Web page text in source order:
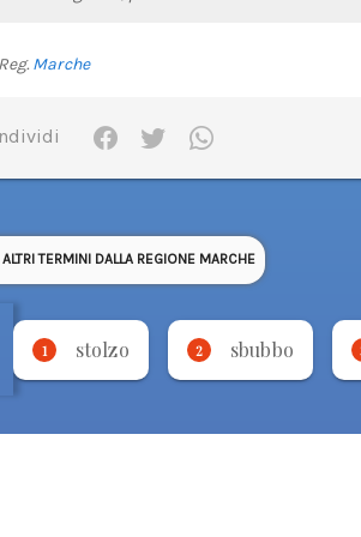
Reg. Marche
ALTRI TERMINI DALLA REGIONE MARCHE
1 stolzo 2 sbubbo